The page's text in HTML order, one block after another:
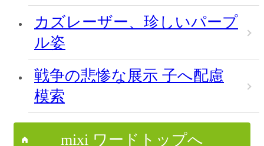
カズレーザー、珍しいパープ
ル姿
戦争の悲惨な展示 子へ配慮
模索
mixi ワードトップへ